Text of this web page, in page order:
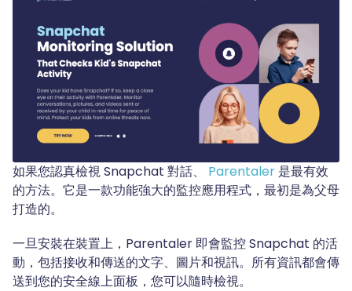
如果您認真檢視 Snapchat 對話、 Parentaler 是最有效
的方法。它是一款功能強大的監控應用程式，最初是為父母
打造的。
一旦安裝在裝置上，Parentaler 即會監控 Snapchat 的活
動，包括接收和傳送的文字、圖片和視訊。所有資訊都會傳
送到您的安全線上面板，您可以隨時檢視。